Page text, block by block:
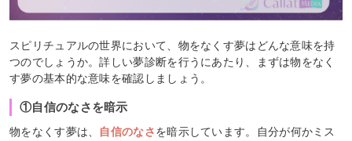
スピリチュアルの世界において、物をなくす夢はどんな意味を持
つのでしょうか。詳しい夢診断を行うにあたり、まずは物をなく
す夢の基本的な意味を確認しましょう。
①自信のなさを暗示
物をなくす夢は、 自信のなさを暗示しています。自分が何かミス